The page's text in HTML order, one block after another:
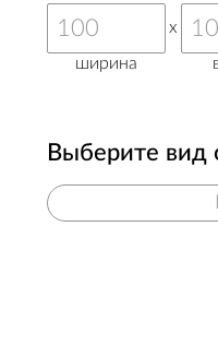
ширина
x
Выберите вид